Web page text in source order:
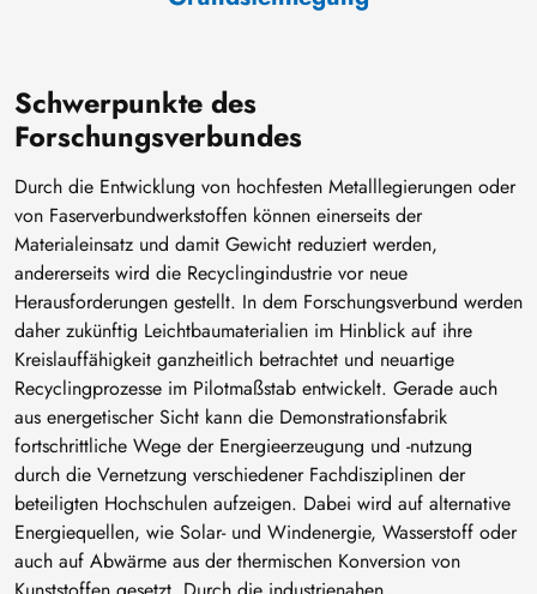
Schwerpunkte des
Forschungsverbundes
Durch die Entwicklung von hochfesten Metalllegierungen oder
von Faserverbundwerkstoffen können einerseits der
Materialeinsatz und damit Gewicht reduziert werden,
andererseits wird die Recyclingindustrie vor neue
Herausforderungen gestellt. In dem Forschungsverbund werden
daher zukünftig Leichtbaumaterialien im Hinblick auf ihre
Kreislauffähigkeit ganzheitlich betrachtet und neuartige
Recyclingprozesse im Pilotmaßstab entwickelt. Gerade auch
aus energetischer Sicht kann die Demonstrationsfabrik
fortschrittliche Wege der Energieerzeugung und -nutzung
durch die Vernetzung verschiedener Fachdisziplinen der
beteiligten Hochschulen aufzeigen. Dabei wird auf alternative
Energiequellen, wie Solar- und Windenergie, Wasserstoff oder
auch auf Abwärme aus der thermischen Konversion von